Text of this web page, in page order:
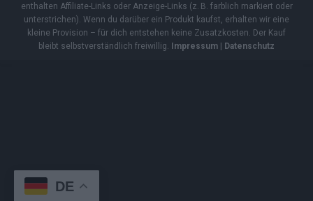
enthalten Affiliate-Links oder Anzeige-Links (z. B. farblich markiert oder
unterstrichen). Wenn du darüber ein Produkt kaufst, erhalten wir eine
kleine Provision – für dich entstehen keine Zusatzkosten. Der Kauf
bleibt selbstverständlich freiwillig.
Impressum Datenschutz
DE